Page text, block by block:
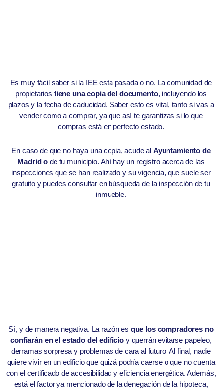
Es muy fácil saber si la IEE está pasada o no. La comunidad de
propietarios tiene una copia del documento, incluyendo los
plazos y la fecha de caducidad. Saber esto es vital, tanto si vas a
vender como a comprar, ya que así te garantizas si lo que
compras está en perfecto estado.
En caso de que no haya una copia, acude al Ayuntamiento de
Madrid o de tu municipio. Ahí hay un registro acerca de las
inspecciones que se han realizado y su vigencia, que suele ser
gratuito y puedes consultar en búsqueda de la inspección de tu
inmueble.
Sí, y de manera negativa. La razón es que los compradores no
confiarán en el estado del edificioy querrán evitarse papeleo,
derramas sorpresa y problemas de cara al futuro. Al final, nadie
quiere vivir en un edificio que quizá podría caerse o que no cuenta
con el certificado de accesibilidad y eficiencia energética. Además,
está el factor ya mencionado de la denegación de la hipoteca,